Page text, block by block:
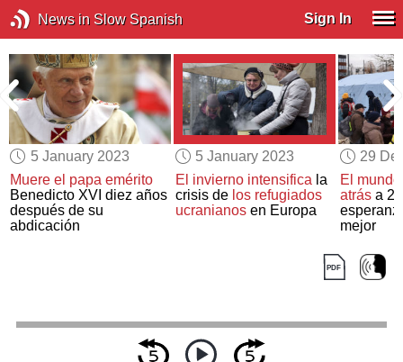
News in Slow Spanish Sign In
5 January 2023
Muere el papa emérito
Benedicto XVI diez años
después de su
abdicación
5 January 2023
El invierno intensificala
crisis de los refugiados
ucranianosen Europa
29
El
atrása
mejor